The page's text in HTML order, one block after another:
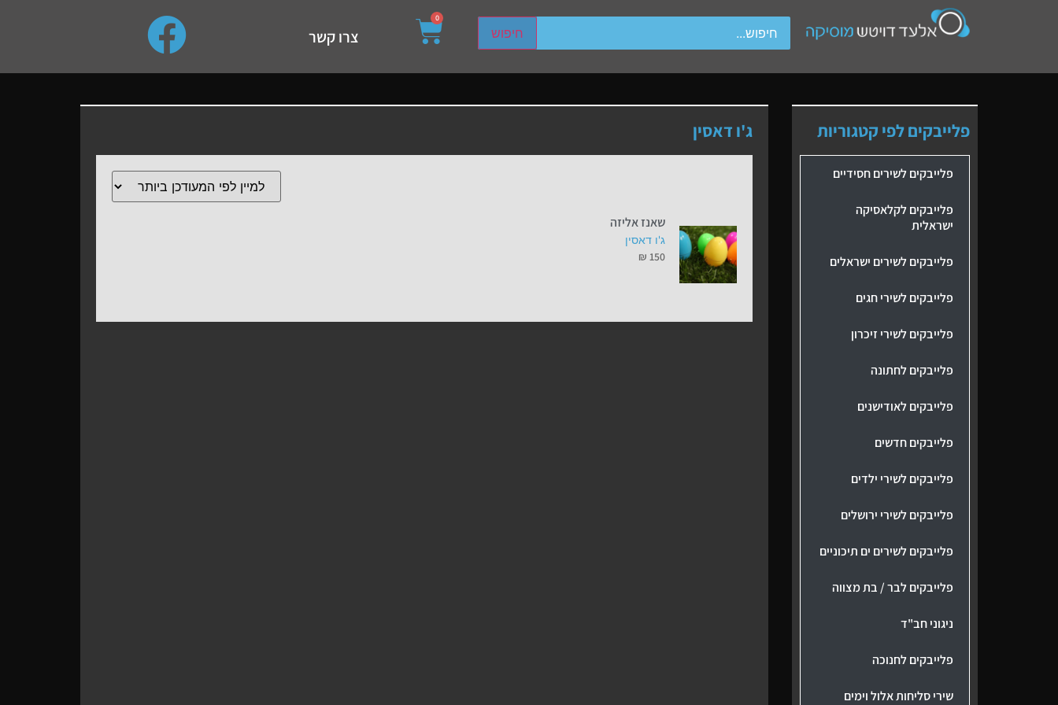
חיפוש
up and down arrows to review and enter to go to the desired page. Touch device users, explore by touch or with swipe gestures.
0
צרו קשר
פלייבקים לפי קטגוריות
פלייבקים לשירים חסידיים
פלייבקים לקלאסיקה
ישראלית
פלייבקים לשירים ישראלים
פלייבקים לשירי חגים
פלייבקים לשירי זיכרון
פלייבקים לחתונה
פלייבקים לאודישנים
פלייבקים חדשים
פלייבקים לשירי ילדים
פלייבקים לשירי ירושלים
פלייבקים לשירים ים תיכוניים
פלייבקים לבר / בת מצווה
ניגוני חב"ד
פלייבקים לחנוכה
שירי סליחות אלול וימים
ג'ו דאסין
שאנז אליזה
ג'ו דאסין
₪ 150